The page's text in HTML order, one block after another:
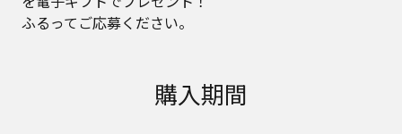
ふるってご応募ください。
購入期間